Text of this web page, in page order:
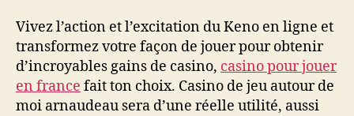
Vivez l’action et l’excitation du Keno en ligne et
transformez votre façon de jouer pour obtenir
d’incroyables gains de casino, casino pour jouer
en france fait ton choix. Casino de jeu autour de
moi arnaudeau sera d’une réelle utilité, aussi